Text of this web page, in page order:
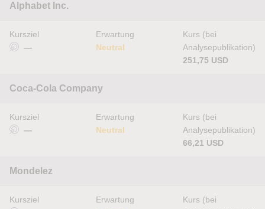
Alphabet Inc.
Kursziel
—
Erwartung
Neutral
Kurs (bei
Analysepublikation)
251,75 USD
Coca-Cola Company
Kursziel
—
Erwartung
Neutral
Kurs (bei
Analysepublikation)
66,21 USD
Mondelez
Kursziel
Erwartung
Kurs (bei